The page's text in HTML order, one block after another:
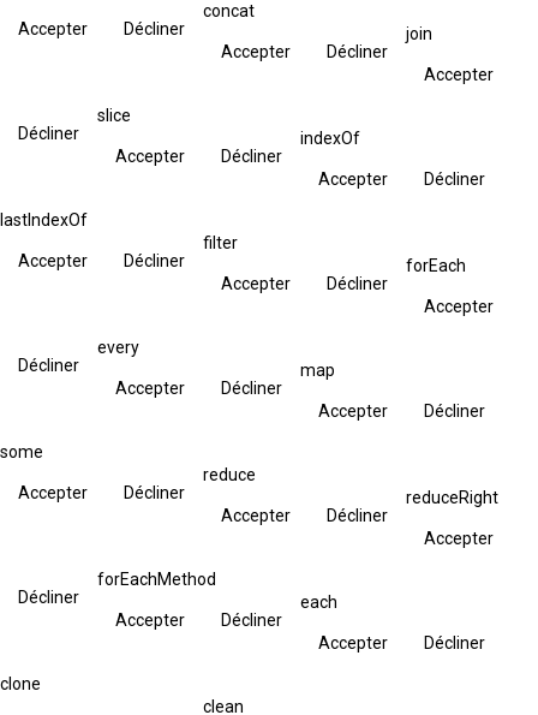
Accepter Décliner
concat
Accepter Décliner
join
Accepter
Décliner
slice
Accepter Décliner
indexOf
Accepter Décliner
lastIndexOf
Accepter Décliner
filter
Accepter Décliner
forEach
Accepter
Décliner
every
Accepter Décliner
map
Accepter Décliner
some
Accepter Décliner
reduce
Accepter Décliner
reduceRight
Accepter
Décliner
forEachMethod
Accepter Décliner
each
Accepter Décliner
clone
clean